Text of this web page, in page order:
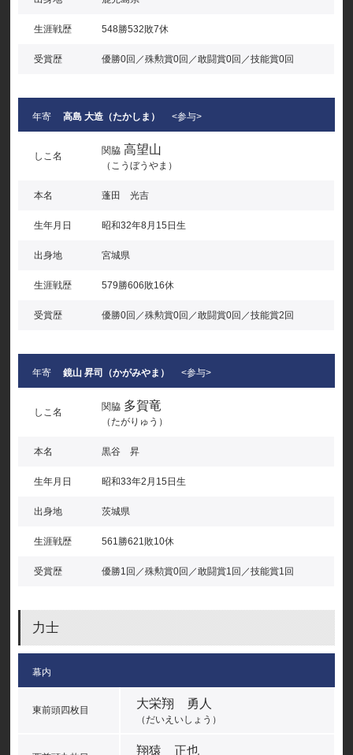
生涯戦歴 548勝532敗7休
受賞歴 優勝0回／殊勲賞0回／敢闘賞0回／技能賞0回
年寄 高島 大造（たかしま） <参与>
しこ名 関脇 高望山
（こうぼうやま）
本名 蓬田 光吉
生年月日 昭和32年8月15日生
出身地 宮城県
生涯戦歴 579勝606敗16休
受賞歴 優勝0回／殊勲賞0回／敢闘賞0回／技能賞2回
年寄 鏡山 昇司（かがみやま） <参与>
しこ名 関脇 多賀竜
（たがりゅう）
本名 黒谷 昇
生年月日 昭和33年2月15日生
出身地 茨城県
生涯戦歴 561勝621敗10休
受賞歴 優勝1回／殊勲賞0回／敢闘賞1回／技能賞1回
力士
幕内
東前頭四枚目 大栄翔 勇人
（だいえいしょう）
翔猿 正也